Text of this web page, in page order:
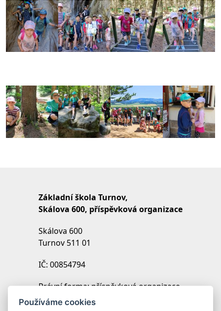
Základní škola Turnov,
Skálova 600, příspěvková organizace
Skálova 600
Turnov 511 01
IČ: 00854794
Právní forma: příspěvková organizace
IZO: 102454027
Používáme cookies